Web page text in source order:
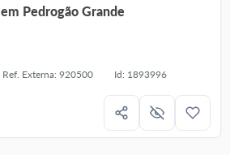
Quinta para Venda em Pedrogão Grande
Ref. Externa: 920500 Id: 1893996